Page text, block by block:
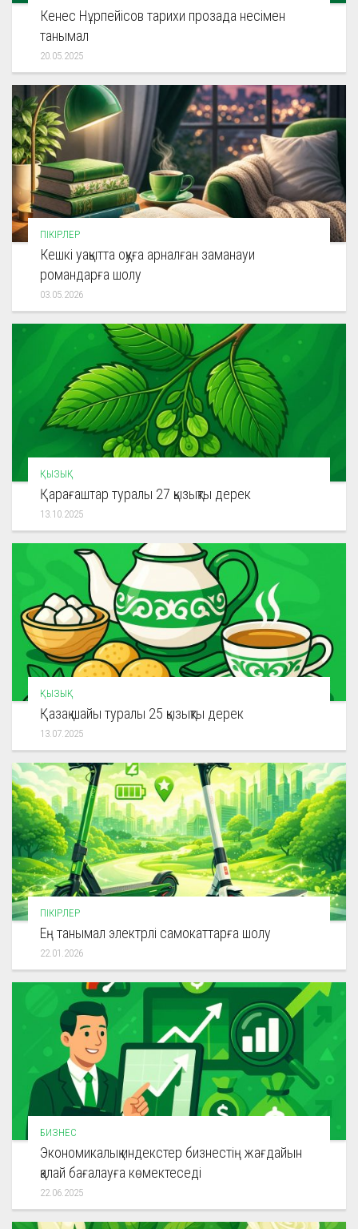
Кенес Нұрпейісов тарихи прозада несімен
танымал
20.05.2025
ПІКІРЛЕР
Кешкі уақытта оқуға арналған заманауи
романдарға шолу
03.05.2026
ҚЫЗЫҚ
Қарағаштар туралы 27 қызықты дерек
13.10.2025
ҚЫЗЫҚ
Қазақ шайы туралы 25 қызықты дерек
13.07.2025
ПІКІРЛЕР
Ең танымал электрлі самокаттарға шолу
22.01.2026
БИЗНЕС
Экономикалық индекстер бизнестің жағдайын
қалай бағалауға көмектеседі
22.06.2025